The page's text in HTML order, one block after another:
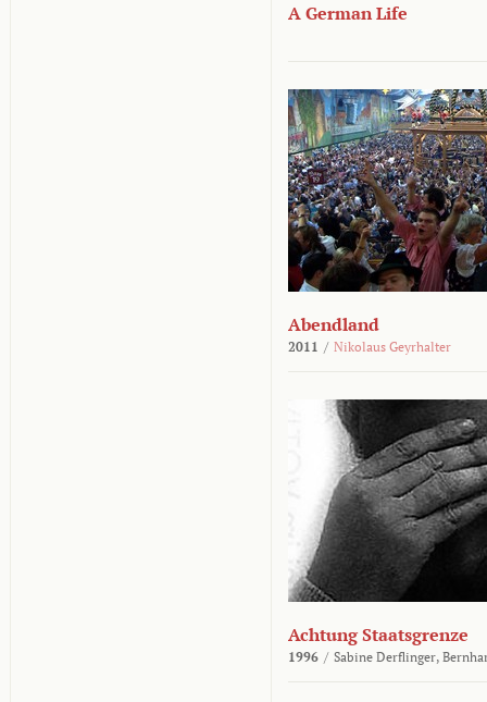
A German Life
Abendland
2011 / Nikolaus Geyrhalter
Achtung Staatsgrenze
1996 / Sabine Derflinger,